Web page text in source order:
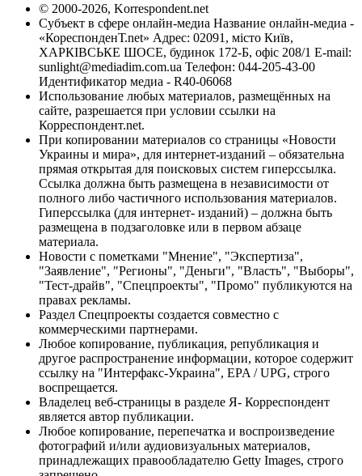
© 2000-2026, Korrespondent.net
Субъект в сфере онлайн-медиа Название онлайн-медиа -
«КореспонденТ.net» Адрес: 02091, місто Київ,
ХАРКІВСЬКЕ ШОСЕ, будинок 172-Б, офіс 208/1 E-mail:
sunlight@mediadim.com.ua Телефон: 044-205-43-00
Идентификатор медиа - R40-06068
Использование любых материалов, размещённых на
сайте, разрешается при условии ссылки на
Корреспондент.net.
При копировании материалов со страницы «Новости
Украины и мира», для интернет-изданий – обязательна
прямая открытая для поисковых систем гиперссылка.
Ссылка должна быть размещена в независимости от
полного либо частичного использования материалов.
Гиперссылка (для интернет- изданий) – должна быть
размещена в подзаголовке или в первом абзаце
материала.
Новости с пометками "Мнение", "Экспертиза",
"Заявление", "Регионы", "Деньги", "Власть", "Выборы",
"Тест-драйв", "Спецпроекты", "Промо" публикуются на
правах рекламы.
Раздел Спецпроекты создается совместно с
коммерческими партнерами.
Любое копирование, публикация, републикация и
другое распространение информации, которое содержит
ссылку на "Интерфакс-Украина", EPA / UPG, строго
воспрещается.
Владелец веб-страницы в разделе Я- Корреспондент
является автор публикации.
Любое копирование, перепечатка и воспроизведение
фотографий и/или аудиовизуальных материалов,
принадлежащих правообладателю Getty Images, строго